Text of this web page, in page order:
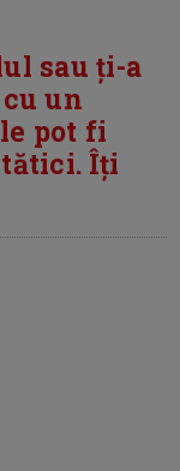
sau ți-a
un
pot fi
Îți